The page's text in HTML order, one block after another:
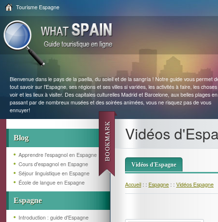
Tourisme Espagne
Bienvenue dans le pays de la paella, du soleil et de la sangría ! Notre guide vous permet
tout savoir sur l'Espagne, ses régions et ses villes si variées, les activités à faire, les
voir et les lieux à visiter. Des capitales culturelles Madrid et Barcelone, aux belles plages en
passant par de nombreux musées et des soirées animées, vous ne risquez pas de vous
ennuyer!
Blog
Apprendre l'espagnol en Espagne
Cours d'espagnol en Espagne
Séjour linguistique en Espagne
École de langue en Espagne
Espagne
Introduction : guide d'Espagne
Vidéos
Vidéos d'Espagne
Accueil : : Espagne : : Vidéos Espagne